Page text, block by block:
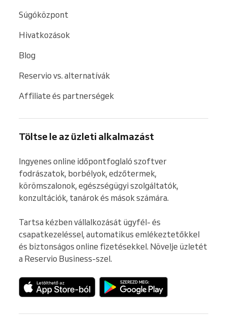
Súgóközpont
Hivatkozások
Blog
Reservio vs. alternatívák
Affiliate és partnerségek
Töltse le az üzleti alkalmazást
Ingyenes online időpontfoglaló szoftver
fodrászatok, borbélyok, edzőtermek,
körömszalonok, egészségügyi szolgáltatók,
konzultációk, tanárok és mások számára.
Tartsa kézben vállalkozását ügyfél- és
csapatkezeléssel, automatikus emlékeztetőkkel
és biztonságos online fizetésekkel. Növelje üzletét
a Reservio Business-szel.